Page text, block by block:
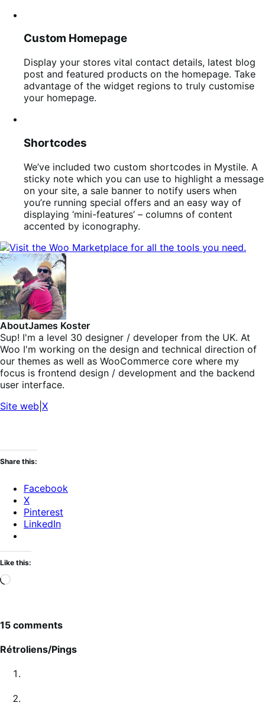
Custom Homepage
Display your stores vital contact details, latest blog
post and featured products on the homepage. Take
advantage of the widget regions to truly customise
your homepage.
Shortcodes
We’ve included two custom shortcodes in Mystile. A
sticky note which you can use to highlight a message
on your site, a sale banner to notify users when
you’re running special offers and an easy way of
displaying ‘mini-features’ – columns of content
accented by iconography.
AboutJames Koster
Sup! I'm a level 30 designer / developer from the UK. At
Woo I'm working on the design and technical direction of
our themes as well as WooCommerce core where my
focus is frontend design / development and the backend
user interface.
Site web X
Share this:
Facebook
X
Pinterest
LinkedIn
Like this:
Loading…
15 comments
Rétroliens/Pings